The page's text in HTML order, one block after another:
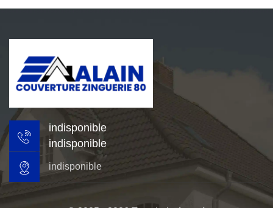
indisponible
indisponible
indisponible